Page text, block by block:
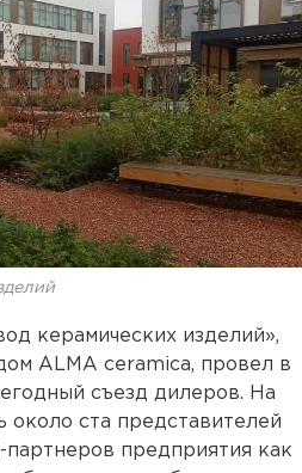
керамических изделий»,
ALMA ceramica, провел в
съезд дилеров. На
около ста представителей
предприятия как